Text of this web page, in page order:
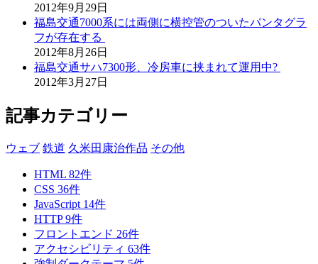
2012年9月29日
福島交通7000系には両側に横控管のついたパンタグラ
フが存在する
2012年8月26日
福島交通サハ7300形、冷房車に挟まれて運用中?
2012年3月27日
記事カテゴリー
ウェブ 鉄道 久米田康治作品 その他
HTML 82件
CSS 36件
JavaScript 14件
HTTP9件
フロントエンド 26件
アクセシビリティ 63件